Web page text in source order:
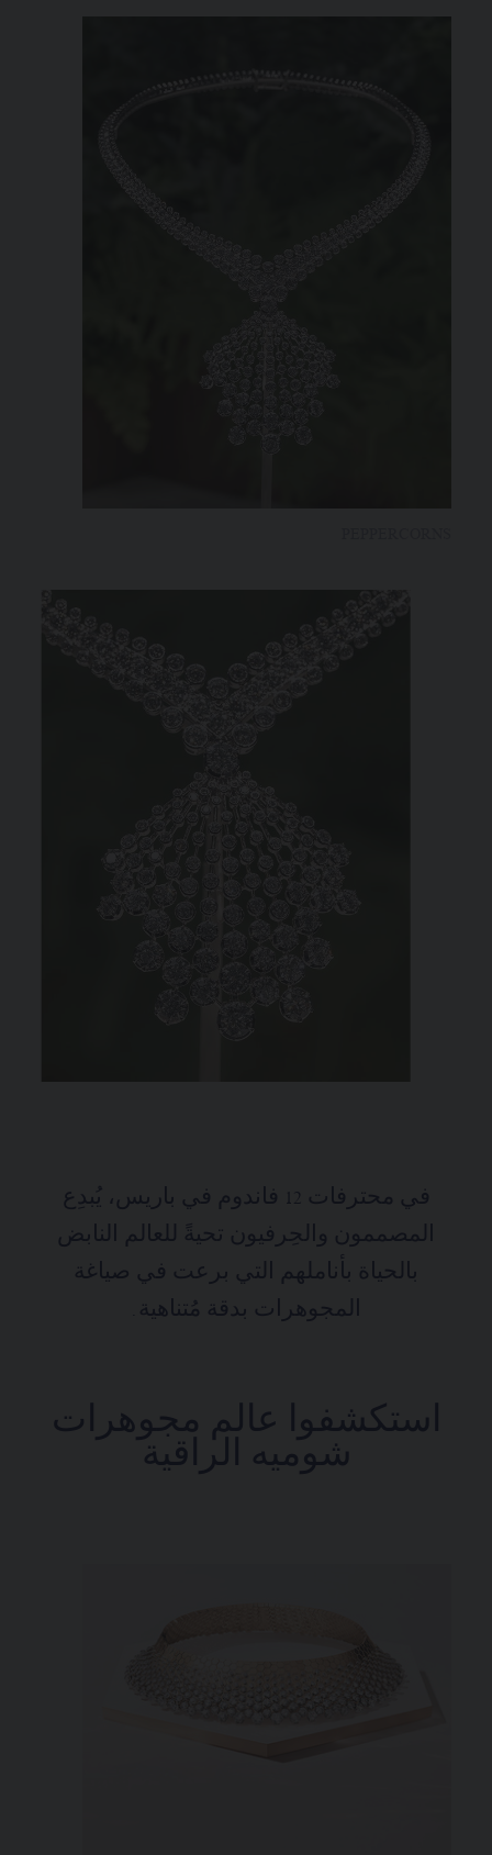
في محترفات 12 فاندوم في باريس، يُبدِع
المصممون والحِرفيون تحيةً للعالم النابض
بالحياة بأناملهم التي برعت في صياغة
المجوهرات بدقة مُتناهية.
استكشفوا عالم مجوهرات
شوميه الراقية